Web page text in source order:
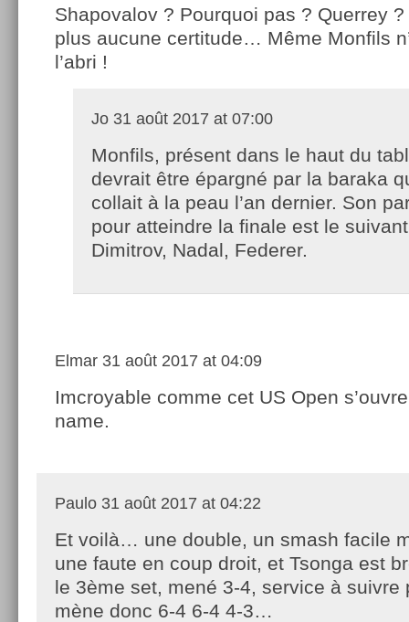
Shapovalov ? Pourquoi pas ? Querrey ?
plus aucune certitude… Même Monfils
l’abri !
Jo 31 août 2017 at 07:00
Monfils, présent dans le haut du
devrait être épargné par la baraka
collait à la peau l’an dernier. Son
pour atteindre la finale est le
Dimitrov, Nadal, Federer.
Elmar 31 août 2017 at 04:09
Imcroyable comme cet US Open
name.
Paulo 31 août 2017 at 04:22
Et voilà… une double, un smash facile
une faute en coup droit, et Tsonga est
le 3ème set, mené 3-4, service à suivre
mène donc 6-4 6-4 4-3…